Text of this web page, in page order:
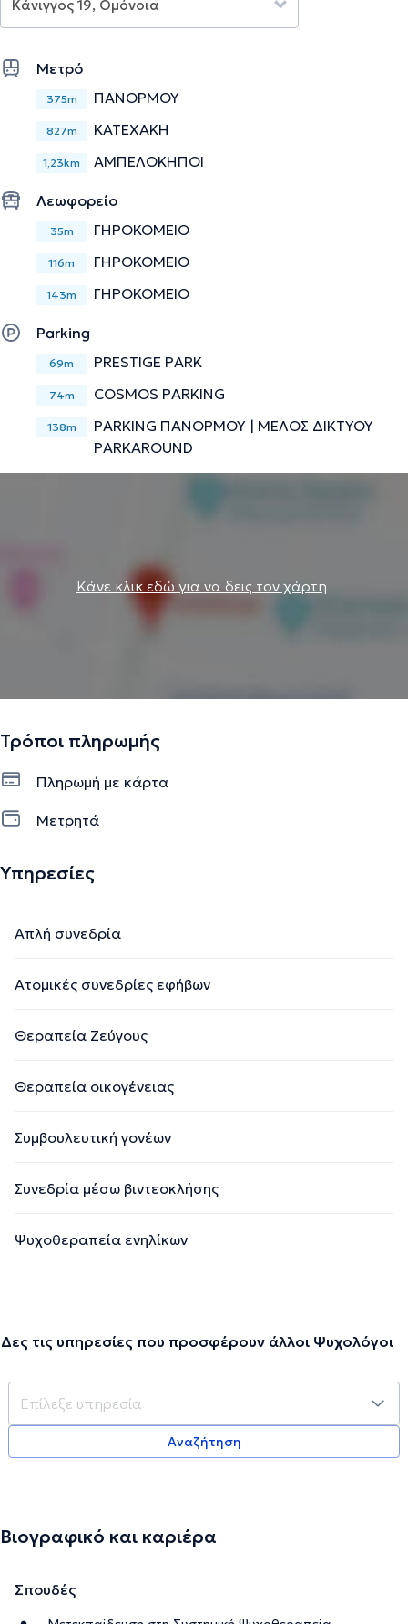
Διαθέτει εμπειρία έχοντας εργαστεί σε διάφορους
Την περιγραφή επιμελείται η ομάδα του doctoranytime βασισμένη σε
Μετρό
375m ΠΑΝΟΡΜΟΥ
827m ΚΑΤΕΧΑΚΗ
1,23km ΑΜΠΕΛΟΚΗΠΟΙ
Λεωφορείο
35m ΓΗΡΟΚΟΜΕΙΟ
116m ΓΗΡΟΚΟΜΕΙΟ
143m ΓΗΡΟΚΟΜΕΙΟ
Parking
69m PRESTIGE PARK
74m COSMOS PARKING
138m
PARKING ΠΑΝΟΡΜΟΥ | ΜΕΛΟΣ ΔΙΚΤΥΟΥ
PARKAROUND
Κάνε κλικ εδώ για να δεις τον χάρτη
Τρόποι πληρωμής
Πληρωμή με κάρτα
Μετρητά
Υπηρεσίες
Απλή συνεδρία
Ατομικές συνεδρίες εφήβων
Θεραπεία Ζεύγους
Θεραπεία οικογένειας
Συμβουλευτική γονέων
Συνεδρία μέσω βιντεοκλήσης
Ψυχοθεραπεία ενηλίκων
Δες τις υπηρεσίες που προσφέρουν άλλοι Ψυχολόγοι
Αναζήτηση
Βιογραφικό και καριέρα
Σπουδές